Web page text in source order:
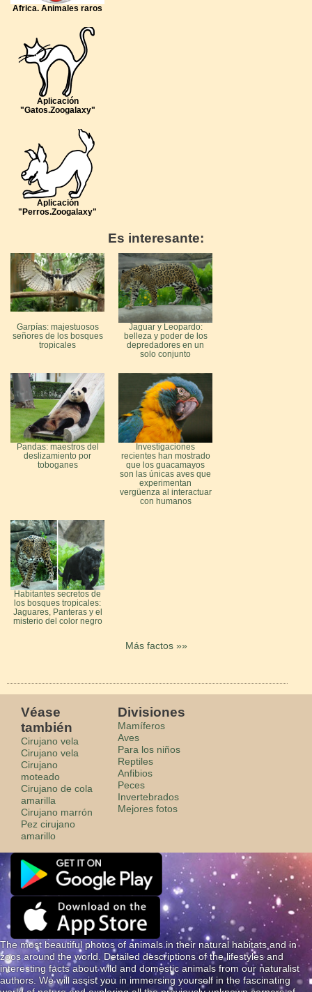
Africa. Animales raros
Aplicación
"Gatos.Zoogalaxy"
Aplicación
"Perros.Zoogalaxy"
Es interesante:
Garpías: majestuosos
señores de los bosques
tropicales
Jaguar y Leopardo:
belleza y poder de los
depredadores en un
solo conjunto
Pandas: maestros del
deslizamiento por
toboganes
Investigaciones
recientes han mostrado
que los guacamayos
son las únicas aves que
experimentan
vergüenza al interactuar
con humanos
Habitantes secretos de
los bosques tropicales:
Jaguares, Panteras y el
misterio del color negro
Más factos »»
Véase
también
Cirujano vela
Cirujano vela
Cirujano
moteado
Cirujano de cola
amarilla
Cirujano marrón
Pez cirujano
amarillo
Divisiones
Mamíferos
Aves
Para los niños
Reptiles
Anfibios
Peces
Invertebrados
Mejores fotos
The most beautiful photos of animals in their natural habitats and in
zoos around the world. Detailed descriptions of the lifestyles and
interesting facts about wild and domestic animals from our naturalist
authors. We will assist you in immersing yourself in the fascinating